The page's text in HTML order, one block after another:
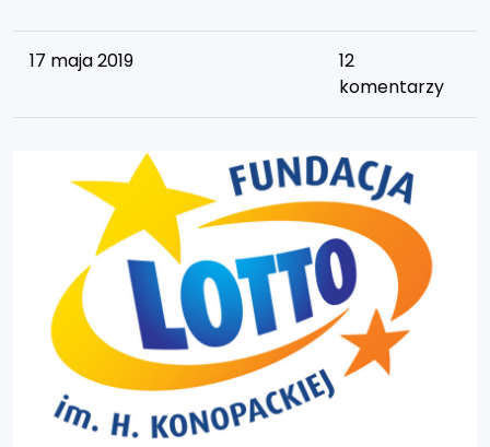
17 maja 2019
12
komentarzy